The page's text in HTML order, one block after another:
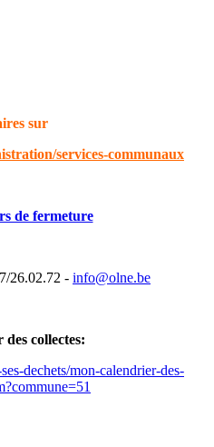
sur
services-communaux
de fermeture
26.02.72 - info@olne.be
collectes:
dechets/mon-calendrier-des-